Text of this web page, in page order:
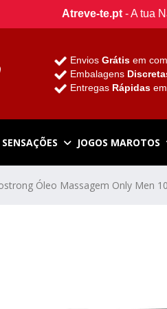
Atreve-te.pt- A tua
Envios Grátis em
Embalagens
Entregas Rápidas em
JOGOS MAROTOS
Óleo Massagem Only Men